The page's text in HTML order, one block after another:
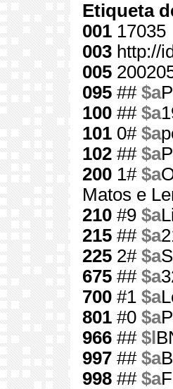
Etiqueta
001 17035
003 http://
005
095 ## $a
100 ## $a
101 0# $a
102 ## $a
200 1# $a
Matos e
210 #9 $a
215 ## $a
225 2# $a
675 ## $a
700 #1 $a
801 #0 $a
966 ## $l
997 ## $a
998 ## $a